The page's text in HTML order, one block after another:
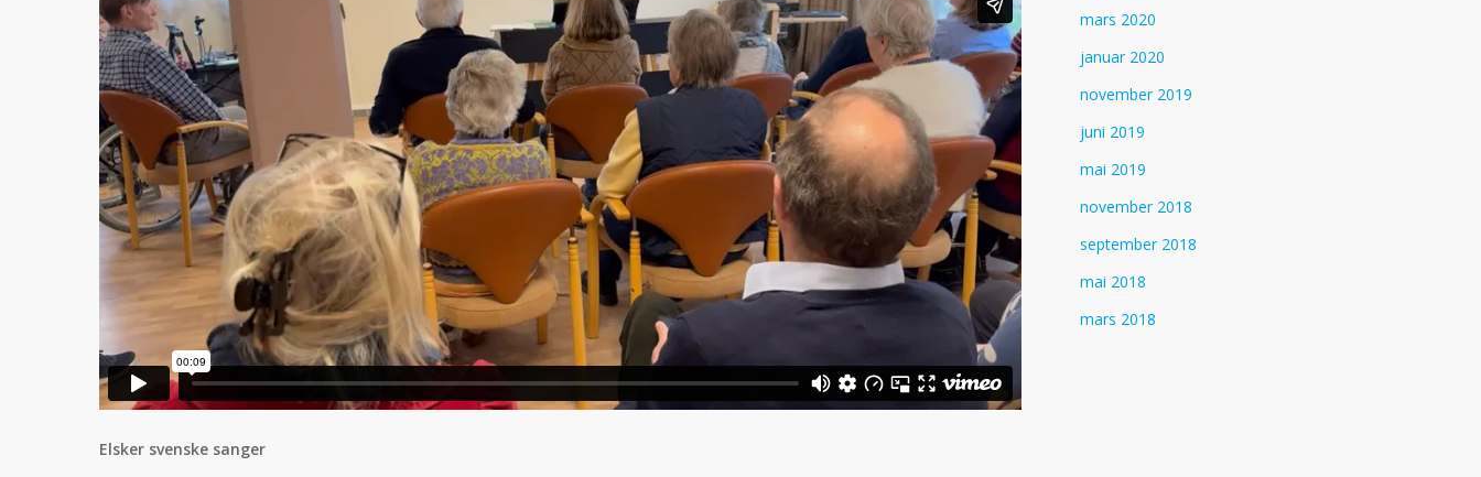
Elsker svenske sanger
mars 2020
januar 2020
november 2019
juni 2019
mai 2019
november 2018
september 2018
mai 2018
mars 2018